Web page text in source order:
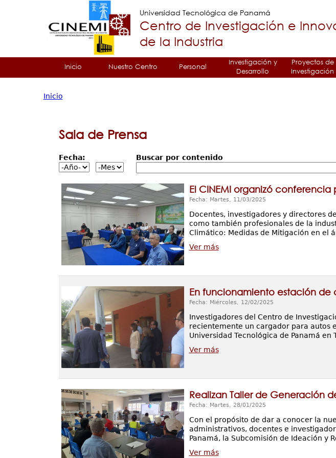
Universidad Tecnológica de Panamá
Centro de Investigación e
de la Industria
Tropical
Principal
Inicio Nuestro Centro Personal
Investigación y
Desarrollo
Proyectos de
Investigación
está
Inicio
Sala de Prensa
Fecha: Buscar por contenido
El CINEMI organizó
Fecha: Martes, 11/03/2025
Docentes, investigadores y directores
como también profesionales de la
Climático: Medidas de Mitigación en el
Ver más
En funcionamiento estación de
Fecha: Miércoles, 12/02/2025
Investigadores del Centro de
recientemente un cargador para autos
Universidad Tecnológica de Panamá en
Ver más
Realizan Taller de Generación
Fecha: Martes, 28/01/2025
Con el propósito de dar a conocer la
administrativos, docentes e
Panamá, la Subcomisión de Ideación y
Ver más